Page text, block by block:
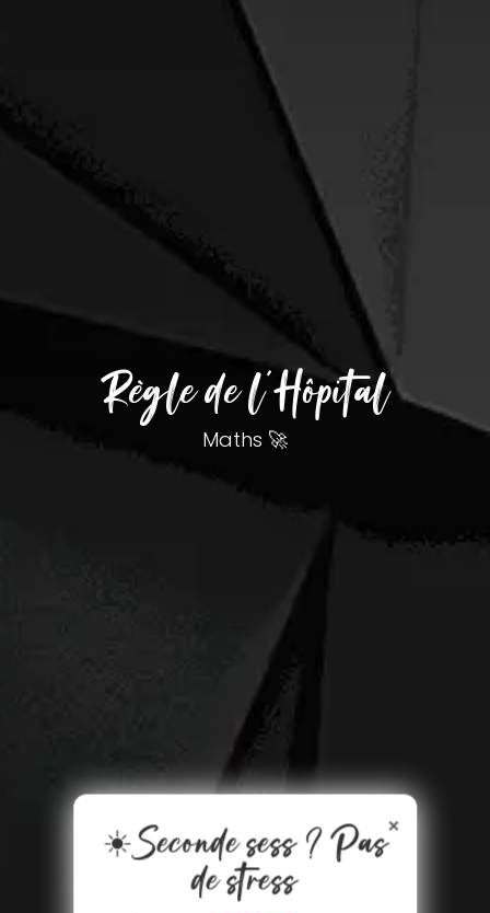
Règle de l'Hôpital
Maths 🚀
×
☀️Seconde sess ? Pas
de stress